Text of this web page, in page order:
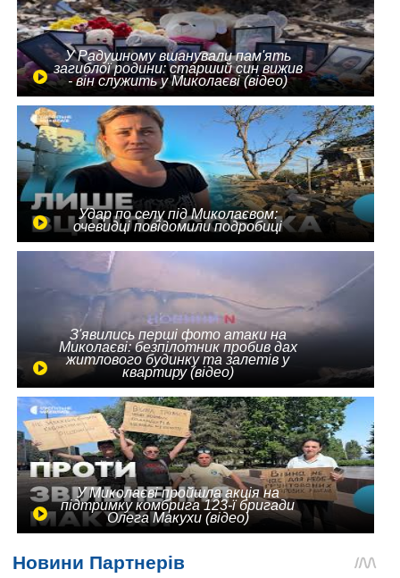
У Радушному вшанували пам'ять
загиблої родини: старший син вижив
- він служить у Миколаєві (відео)
Удар по селу під Миколаєвом:
очевидці повідомили подробиці
З'явились перші фото атаки на
Миколаєві: безпілотник пробив дах
житлового будинку та залетів у
квартиру (відео)
У Миколаєві пройшла акція на
підтримку комбрига 123-ї бригади
Олега Макухи (відео)